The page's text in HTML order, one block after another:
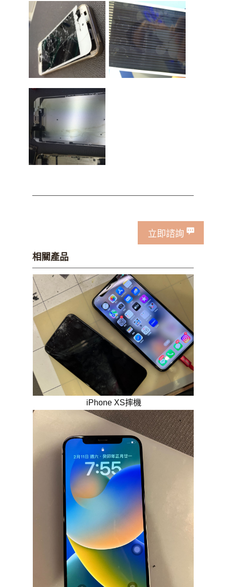
立即諮詢
相關產品
iPhone XS摔機